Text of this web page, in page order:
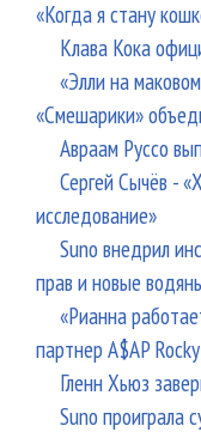
«Когда я стану
Клава Кока
«Элли на
«Смешарики»
Авраам Руссо
Сергей Сычёв -
исследование»
Suno внедрил
прав и новые
«Рианна
партнер A$AP Rocky
Гленн Хьюз
Suno проиграла